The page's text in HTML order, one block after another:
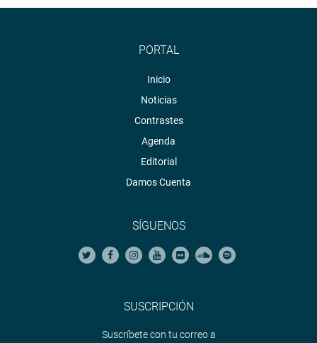
PORTAL
Inicio
Noticias
Contrastes
Agenda
Editorial
Damos Cuenta
SÍGUENOS
SUSCRIPCIÓN
Suscríbete con tu correo a